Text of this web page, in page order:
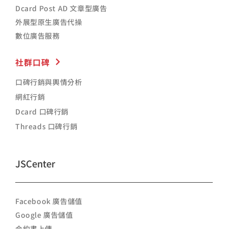
Dcard Post AD 文章型廣告
外展型原生廣告代操
數位廣告服務
社群口碑
口碑行銷與輿情分析
網紅行銷
Dcard 口碑行銷
Threads 口碑行銷
JSCenter
Facebook 廣告儲值
Google 廣告儲值